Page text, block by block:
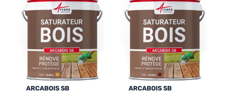
ARCABOIS SB
ARCABOIS SB